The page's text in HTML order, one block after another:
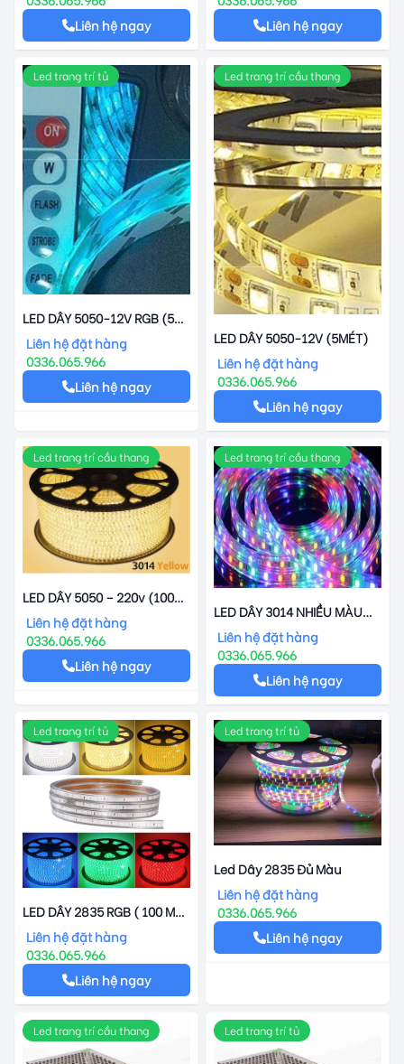
Liên hệ ngay
Liên hệ ngay
Led trang trí tủ
LED DÂY 5050-12V RGB (5
MÉT)
Liên hệ đặt hàng
0336.065.966
Liên hệ ngay
Led trang trí cầu thang
LED DÂY 5050-12V (5MÉT)
Liên hệ đặt hàng
0336.065.966
Liên hệ ngay
Led trang trí cầu thang
LED DÂY 5050 – 220v (100
MÉT)
Liên hệ đặt hàng
0336.065.966
Liên hệ ngay
Led trang trí cầu thang
LED DÂY 3014 NHIỀU MÀU
(CUỘN 100 MÉT)
Liên hệ đặt hàng
0336.065.966
Liên hệ ngay
Led trang trí tủ
LED DÂY 2835 RGB ( 100 MÉT
)Liên hệ đặt hàng
0336.065.966
Liên hệ ngay
Led trang trí tủ
Led Dây 2835 Đủ Màu
Liên hệ đặt hàng
0336.065.966
Liên hệ ngay
Led trang trí cầu thang Led trang trí tủ